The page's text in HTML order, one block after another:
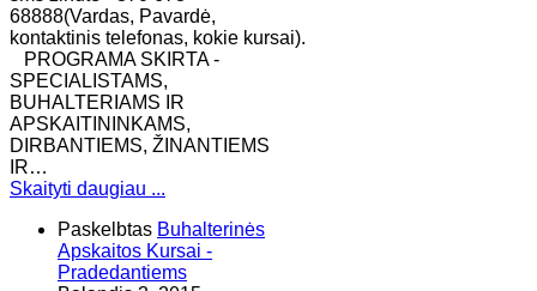
68888(Vardas, Pavardė,
kontaktinis telefonas, kokie kursai).
​PROGRAMA SKIRTA -
SPECIALISTAMS,
BUHALTERIAMS IR
APSKAITININKAMS,
DIRBANTIEMS, ŽINANTIEMS
IR…
Skaityti daugiau ...
Paskelbtas Buhalterinės
Apskaitos Kursai -
Pradedantiems